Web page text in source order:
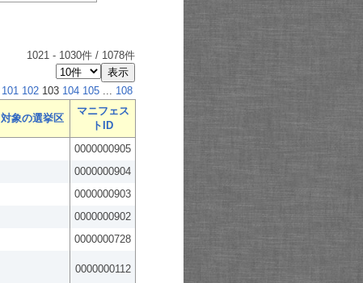
1021 - 1030件 / 1078件
101 102 103 104 105 ... 108
対象の選挙区
マニフェス
トID
0000000905
0000000904
0000000903
0000000902
0000000728
0000000112